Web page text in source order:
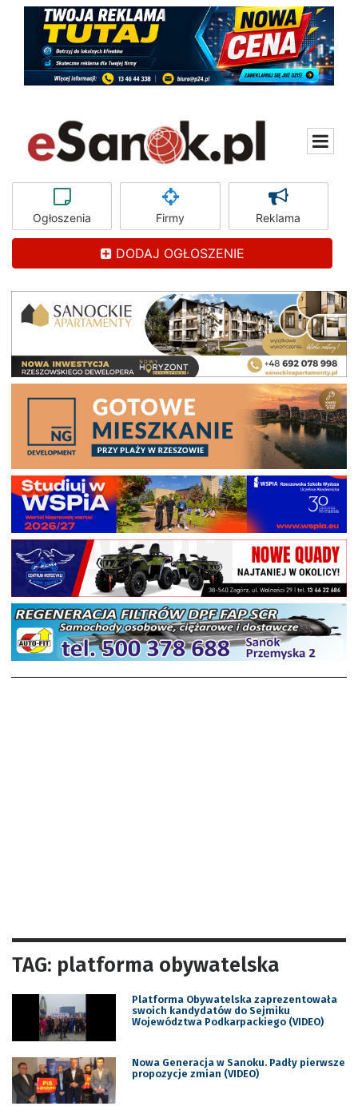
Ogłoszenia Firmy Reklama
DODAJ OGŁOSZENIE
TAG: platforma obywatelska
Platforma Obywatelska zaprezentowała
swoich kandydatów do Sejmiku
Województwa Podkarpackiego (VIDEO)
Nowa Generacja w Sanoku. Padły pierwsze
propozycje zmian (VIDEO)